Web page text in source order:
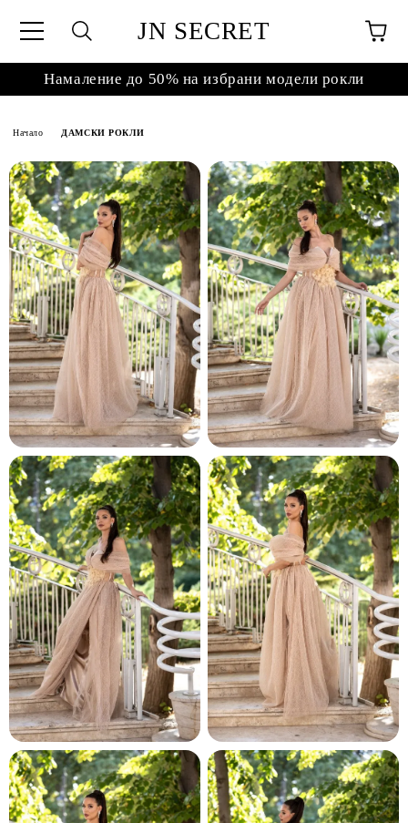
JN SECRET
и по лични мерки
Намаление до 50% на избрани модели рокли
Начало ДАМСКИ РОКЛИ